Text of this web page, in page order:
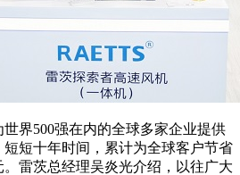
500强在内的全球多家企业提供
短十年时间，累计为全球客户节省
雷茨总经理吴炎光介绍，以往广大